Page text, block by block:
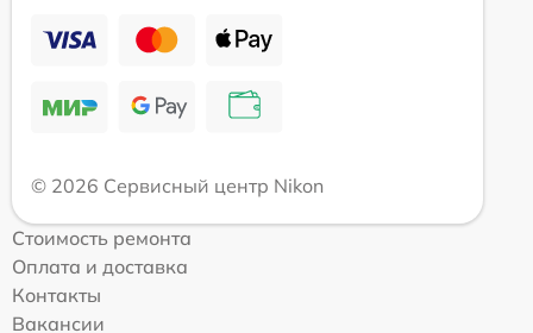
© 2026 Сервисный центр Nikon
Стоимость ремонта
Оплата и доставка
Контакты
Вакансии